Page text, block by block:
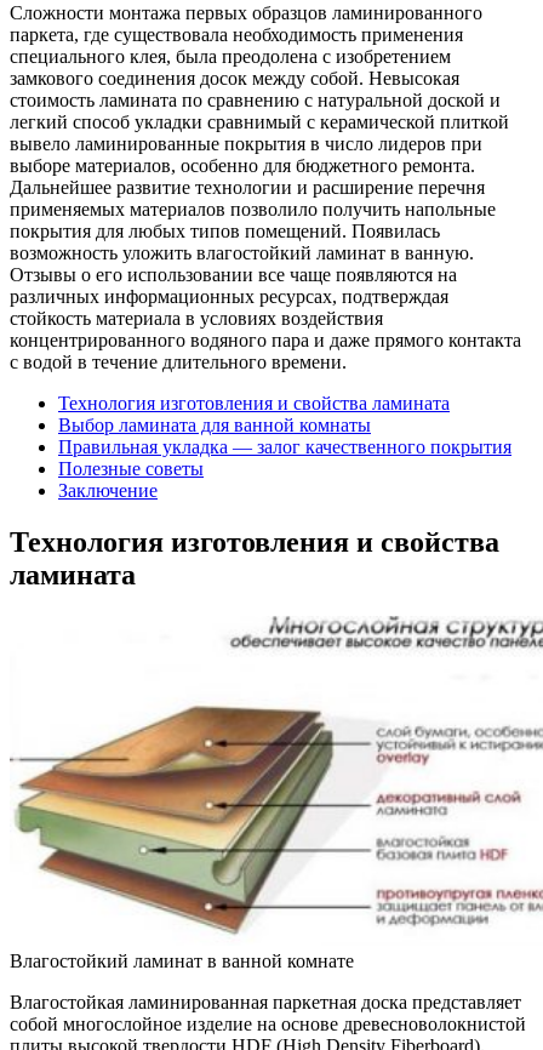
Сложности монтажа первых образцов ламинированного
паркета, где существовала необходимость применения
специального клея, была преодолена с изобретением
замкового соединения досок между собой. Невысокая
стоимость ламината по сравнению с натуральной доской и
легкий способ укладки сравнимый с керамической плиткой
вывело ламинированные покрытия в число лидеров при
выборе материалов, особенно для бюджетного ремонта.
Дальнейшее развитие технологии и расширение перечня
применяемых материалов позволило получить напольные
покрытия для любых типов помещений. Появилась
возможность уложить влагостойкий ламинат в ванную.
Отзывы о его использовании все чаще появляются на
различных информационных ресурсах, подтверждая
стойкость материала в условиях воздействия
концентрированного водяного пара и даже прямого контакта
с водой в течение длительного времени.
Технология изготовления и свойства ламината
Выбор ламината для ванной комнаты
Правильная укладка — залог качественного покрытия
Полезные советы
Заключение
Технология изготовления и свойства
ламината
Влагостойкий ламинат в ванной комнате
Влагостойкая ламинированная паркетная доска представляет
собой многослойное изделие на основе древесноволокнистой
плиты высокой твердости HDF (High Density Fiberboard).